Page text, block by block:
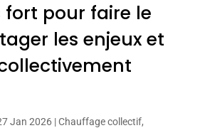
pour faire le
les enjeux et
Jan 2026|Chauffage collectif,